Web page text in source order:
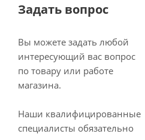
Задать вопрос
Вы можете задать любой
интересующий вас вопрос
по товару или работе
магазина.
Наши квалифицированные
специалисты обязательно